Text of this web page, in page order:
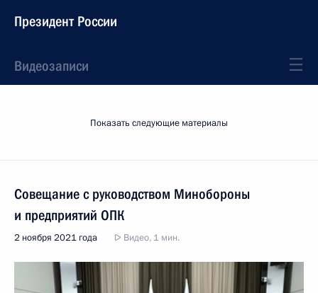
Президент России
Видеозаписи
Показать следующие материалы
Совещание с руководством Минобороны
и предприятий ОПК
2 ноября 2021 года Видео, 1 мин.